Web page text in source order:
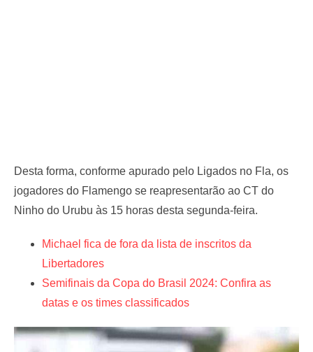
Desta forma, conforme apurado pelo Ligados no Fla, os
jogadores do Flamengo se reapresentarão ao CT do
Ninho do Urubu às 15 horas desta segunda-feira.
Michael fica de fora da lista de inscritos da
Libertadores
Semifinais da Copa do Brasil 2024: Confira as
datas e os times classificados